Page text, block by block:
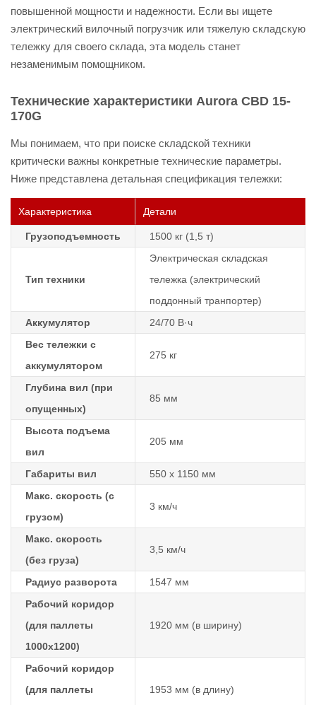
повышенной мощности и надежности. Если вы ищете
электрический вилочный погрузчик или тяжелую складскую
тележку для своего склада, эта модель станет
незаменимым помощником.
Технические характеристики Aurora CBD 15-
170G
Мы понимаем, что при поиске складской техники
критически важны конкретные технические параметры.
Ниже представлена детальная спецификация тележки:
Характеристика Детали
Грузоподъемность 1500 кг (1,5 т)
Тип техники
Электрическая складская
тележка (электрический
поддонный транпортер)
Аккумулятор
24/70 В·ч
Вес тележки с
аккумулятором
275 кг
Глубина вил (при
опущенных)
85 мм
Высота подъема
вил
205 мм
Габариты вил
550 х 1150 мм
Макс. скорость (с
грузом)
3 км/ч
Макс. скорость
(без груза)
3,5 км/ч
Радиус разворота
1547 мм
Рабочий коридор
(для паллеты
1000х1200)
1920 мм (в ширину)
Рабочий коридор
(для паллеты
1953 мм (в длину)